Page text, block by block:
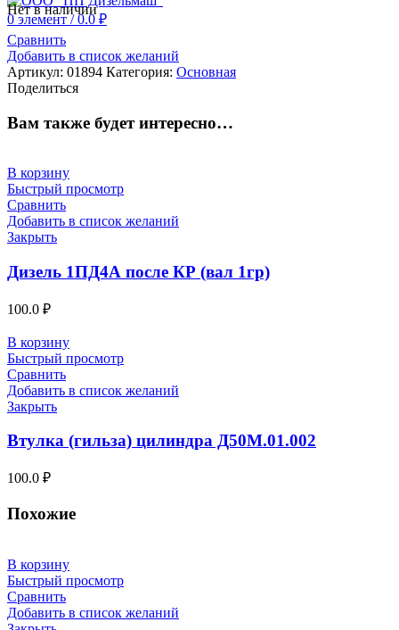
0элемент / 0.0₽
Нет в наличии
Сравнить
Добавить в список желаний
Артикул: 01894 Категория: Основная
Поделиться
Вам также будет интересно…
В корзину
Быстрый просмотр
Сравнить
Добавить в список желаний
Закрыть
Дизель 1ПД4А после КР (вал 1гр)
100.0 ₽
В корзину
Быстрый просмотр
Сравнить
Добавить в список желаний
Закрыть
Втулка (гильза) цилиндра Д50М.01.002
100.0 ₽
Похожие
В корзину
Быстрый просмотр
Сравнить
Добавить в список желаний